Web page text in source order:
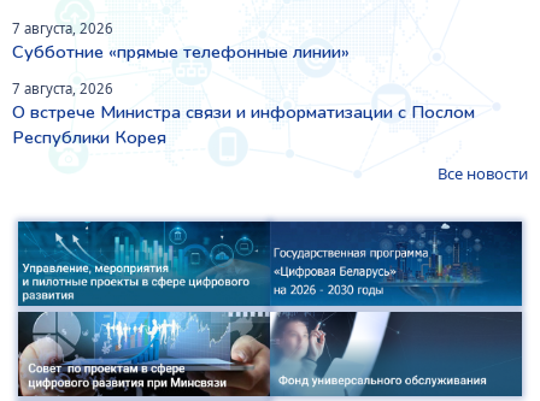
7 августа, 2026
Субботние «прямые телефонные линии»
7 августа, 2026
О встрече Министра связи и информатизации с Послом
Республики Корея
Все новости